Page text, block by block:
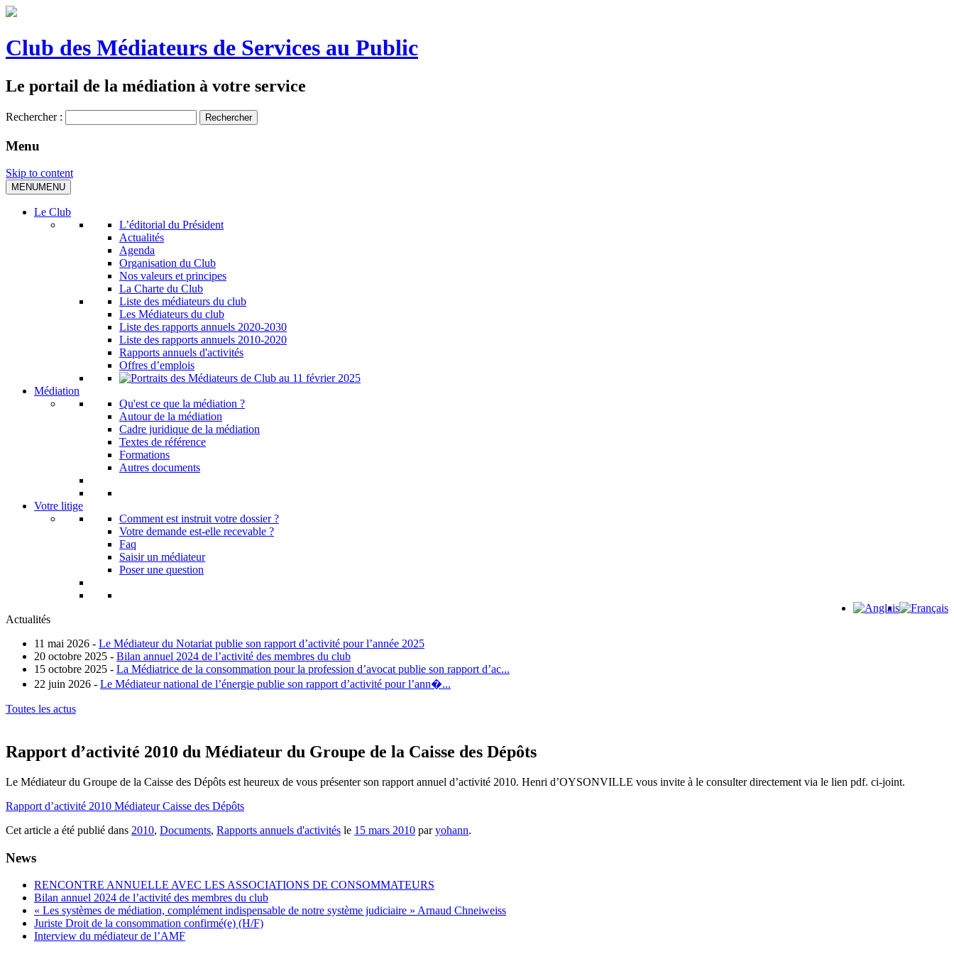
Club des Médiateurs de Services au Public
Le portail de la médiation à votre service
Rechercher :
Menu
Skip to content
MENUMENU
Le Club
L’éditorial du Président
Actualités
Agenda
Organisation du Club
Nos valeurs et principes
La Charte du Club
Liste des médiateurs du club
Les Médiateurs du club
Liste des rapports annuels 2020-2030
Liste des rapports annuels 2010-2020
Rapports annuels d'activités
Offres d’emplois
Médiation
Qu'est ce que la médiation ?
Autour de la médiation
Cadre juridique de la médiation
Textes de référence
Formations
Autres documents
Votre litige
Comment est instruit votre dossier ?
Votre demande est-elle recevable ?
Faq
Saisir un médiateur
Poser une question
Actualités
11 mai 2026 - Le Médiateur du Notariat publie son rapport d’activité pour l’année 2025
20 octobre 2025 - Bilan annuel 2024 de l’activité des membres du club
15 octobre 2025 - La Médiatrice de la consommation pour la profession d’avocat publie son rapport d’ac...
22 juin 2026 - Le Médiateur national de l’énergie publie son rapport d’activité pour l’ann�...
Toutes les actus
Rapport d’activité 2010 du Médiateur du Groupe de la Caisse des Dépôts
Le Médiateur du Groupe de la Caisse des Dépôts est heureux de vous présenter son rapport annuel d’activité 2010. Henri d’OYSONVILLE vous invite à le consulter directement via le lien pdf. ci-joint.
Rapport d’activité 2010 Médiateur Caisse des Dépôts
Cet article a été publié dans 2010, Documents, Rapports annuels d'activités le 15 mars 2010 paryohann.
News
RENCONTRE ANNUELLE AVEC LES ASSOCIATIONS DE CONSOMMATEURS
Bilan annuel 2024 de l’activité des membres du club
« Les systèmes de médiation, complément indispensable de notre système judiciaire » Arnaud Chneiweiss
Juriste Droit de la consommation confirmé(e) (H/F)
Interview du médiateur de l’AMF